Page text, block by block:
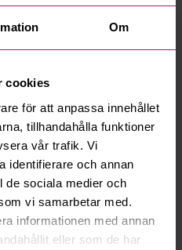
Om
cookies
för att anpassa innehållet
tillhandahålla funktioner
vår trafik. Vi
identifierare och annan
de sociala medier och
vi samarbetar med.
informationen med annan
eller som de har
11d 12h
2 st. Mutterdragare Makita
TW0350
100 kr ·2 bud